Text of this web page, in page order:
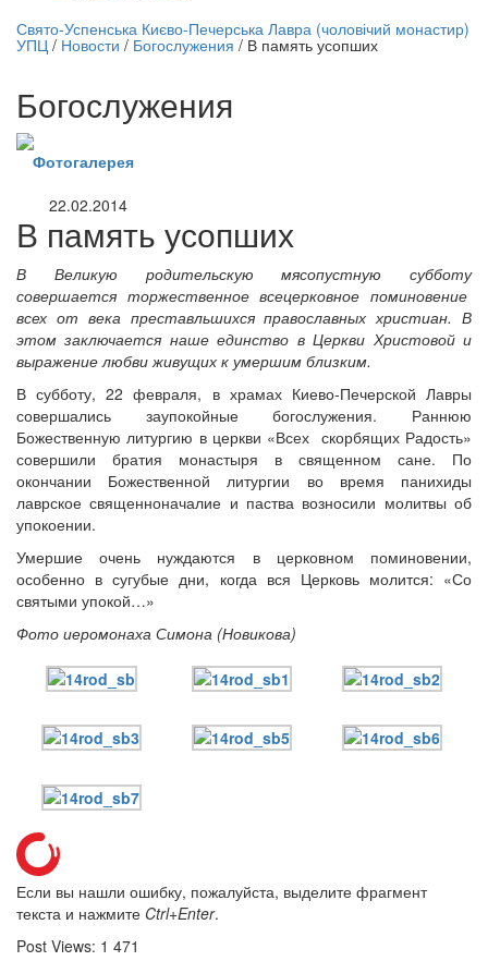
трансляция | 12 сентября
Онлайн трансляции
Веб-камеры
12 сентября 2015 Название трансляции
12 сентября 2015
12 сентября 2015Название трансляции
12 сентября 2015
Название трансляции
12 сентября 2015
Название трансляции
12 сентября 2015
Название трансляции
Свято-Успенська Києво-Печерська Лавра (чоловічий монастир)
УПЦ / Новости / Богослужения / В память усопших
Богослужения
Фотогалерея
22.02.2014
В память усопших
В Великую родительскую мясопустную субботу
совершается торжественное всецерковное поминовение
всех от века преставльшихся православных христиан. В
этом заключается наше единство в Церкви Христовой и
выражение любви живущих к умершим близким.
В субботу, 22 февраля, в храмах Киево-Печерской Лавры
совершались заупокойные богослужения. Раннюю
Божественную литургию в церкви «Всех скорбящих Радость»
совершили братия монастыря в священном сане. По
окончании Божественной литургии во время панихиды
лаврское священноначалие и паства возносили молитвы об
упокоении.
Умершие очень нуждаются в церковном поминовении,
особенно в сугубые дни, когда вся Церковь молится: «Со
святыми упокой…»
Фото иеромонаха Симона (Новикова)
Если вы нашли ошибку, пожалуйста, выделите фрагмент
текста и нажмите Ctrl+Enter.
Post Views: 1 471